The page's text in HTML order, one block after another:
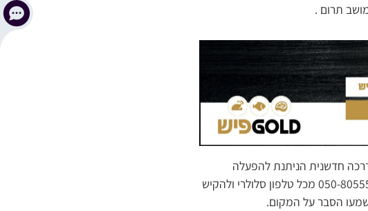
תרום .
חדשנית הניתנת להפעלה
באמצעות טלפון נייד, בעלות זמן האוויר של השיחה בלבד. יש לחייג את המספר 050-8055555 מכל טלפון סלולרי ולהקיש
הסבר על המקום.